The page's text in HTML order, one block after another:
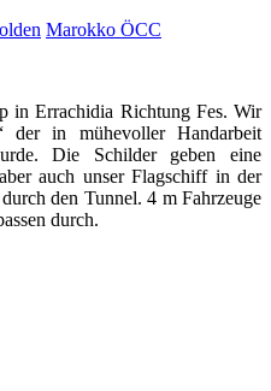
Marokko ÖCC
in Errachidia Richtung Fes. Wir
der in mühevoller Handarbeit
Die Schilder geben eine
auch unser Flagschiff in der
den Tunnel. 4 m Fahrzeuge
durch.